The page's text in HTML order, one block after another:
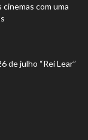
com uma
de julho “Rei Lear”